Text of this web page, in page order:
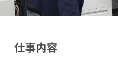
仕事内容